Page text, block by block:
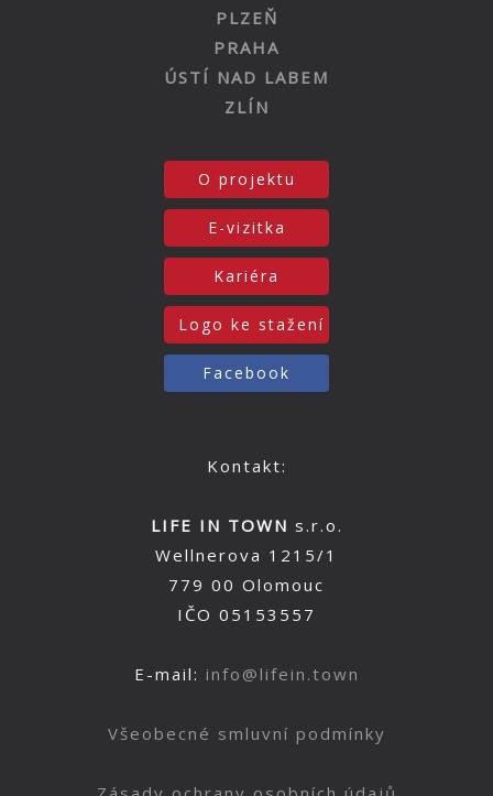
PLZEŇ
PRAHA
ÚSTÍ NAD LABEM
ZLÍN
O projektu
E-vizitka
Kariéra
Logo ke stažení
Facebook
Kontakt:
LIFE IN TOWN s.r.o.
Wellnerova 1215/1
779 00 Olomouc
IČO 05153557
E-mail: info@lifein.town
Všeobecné smluvní podmínky